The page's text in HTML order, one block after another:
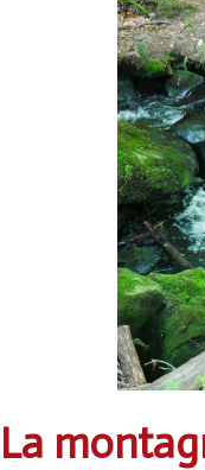
La